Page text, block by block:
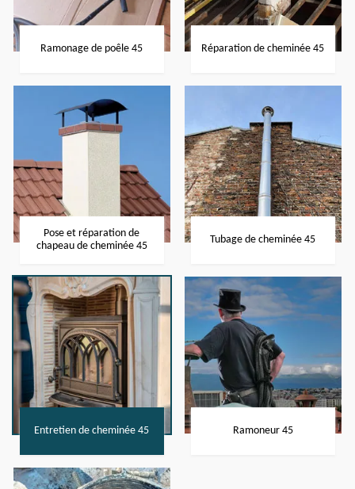
Ramonage de poêle 45 Réparation de cheminée 45
Pose et réparation de
chapeau de cheminée 45
Tubage de cheminée 45
Entretien de cheminée 45 Ramoneur 45